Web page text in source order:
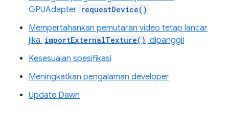
GPUAdapter requestDevice()
Mempertahankan pemutaran video tetap lancar
jika importExternalTexture() dipanggil
Kesesuaian spesifikasi
Meningkatkan pengalaman developer
Update Dawn